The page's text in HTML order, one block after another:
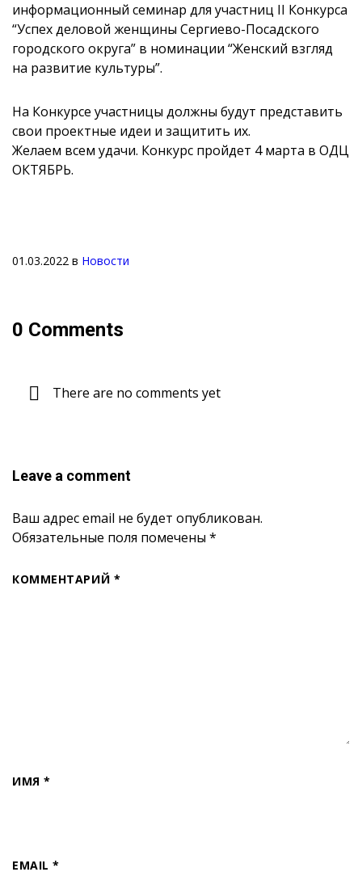
информационный семинар для участниц II Конкурса
“Успех деловой женщины Сергиево-Посадского
городского округа” в номинации “Женский взгляд
на развитие культуры”.
На Конкурсе участницы должны будут представить
свои проектные идеи и защитить их.
Желаем всем удачи. Конкурс пройдет 4 марта в ОДЦ
ОКТЯБРЬ.
01.03.2022 в Новости
0 Comments
There are no comments yet
Leave a comment
Ваш адрес email не будет опубликован.
Обязательные поля помечены *
КОММЕНТАРИЙ *
ИМЯ*
EMAIL*